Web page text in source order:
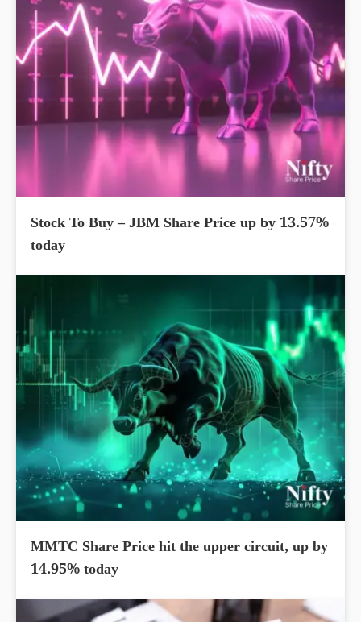
Stock To Buy – JBM Share Price up by 13.57%
today
MMTC Share Price hit the upper circuit, up by
14.95% today